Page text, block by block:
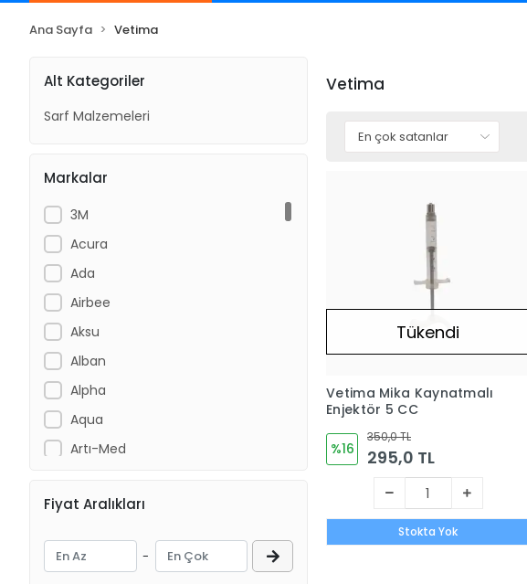
Ana Sayfa Vetima
Alt Kategoriler
Sarf Malzemeleri
Markalar
3M
Acura
Ada
Airbee
Aksu
Alban
Alpha
Aqua
Artı-Med
Ayset
BACTIGRAS
Bambino
Fiyat Aralıkları
-
Vetima
Tükendi
Vetima Mika Kaynatmalı
Enjektör 5 CC
%16
350,0 TL
295,0 TL
Stokta Yok